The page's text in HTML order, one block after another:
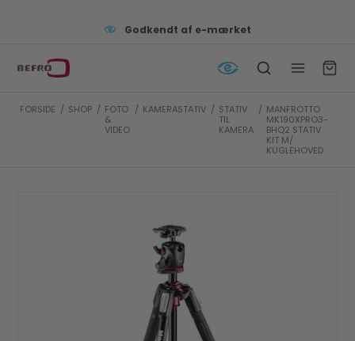
Godkendt af e-mærket
FORSIDE / SHOP / FOTO
&
VIDEO
/ KAMERASTATIV / STATIV
TIL
KAMERA
/ MANFROTTO
MK190XPRO3-
BHQ2 STATIV
KIT M/
KUGLEHOVED